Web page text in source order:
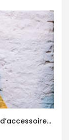
Minimaliste ou sophistiqué : quel style d’accessoires homme choisir ?